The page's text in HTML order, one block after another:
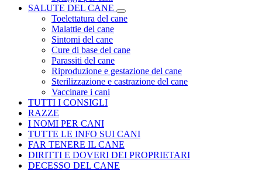
SALUTE DEL CANE
Toelettatura del cane
Malattie del cane
Sintomi del cane
Cure di base del cane
Parassiti del cane
Riproduzione e gestazione del cane
Sterilizzazione e castrazione del cane
Vaccinare i cani
TUTTI I CONSIGLI
RAZZE
I NOMI PER CANI
TUTTE LE INFO SUI CANI
FAR TENERE IL CANE
DIRITTI E DOVERI DEI PROPRIETARI
DECESSO DEL CANE